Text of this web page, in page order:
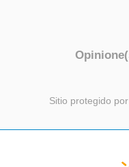
Sitio protegido